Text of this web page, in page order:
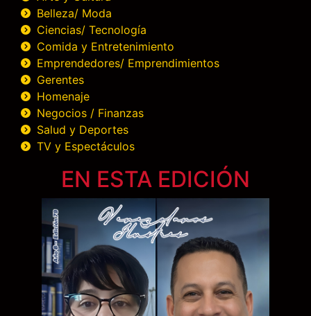
Belleza/ Moda
Ciencias/ Tecnología
Comida y Entretenimiento
Emprendedores/ Emprendimientos
Gerentes
Homenaje
Negocios / Finanzas
Salud y Deportes
TV y Espectáculos
EN ESTA EDICIÓN